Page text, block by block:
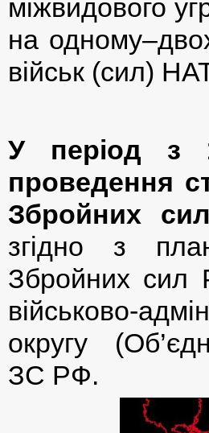
міжвидового
на
військ (сил)
У період з
проведення
Збройних сил
згідно з
Збройних сил
військово-
округу
ЗС РФ.